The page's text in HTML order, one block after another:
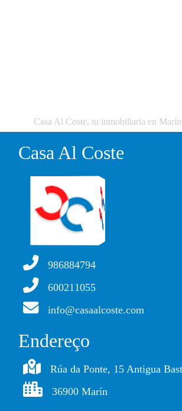
Casa Al Coste, tu inmobiliaria en
Casa Al Coste
986884794
600211055
info@casaalcoste.com
Endereço
Rúa da Ponte, 15 Antigua
36900 Marín